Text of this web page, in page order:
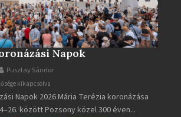
Napok
Pusztay Sándor
kikapcsolva
Napok 2026 Mária Terézia koronázása
között Pozsony közel 300 éven...